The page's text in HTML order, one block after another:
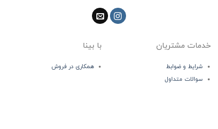
خدمات مشتریان
شرایط و ضوابط
سوالات متداول
با بینا
همکاری در فروش